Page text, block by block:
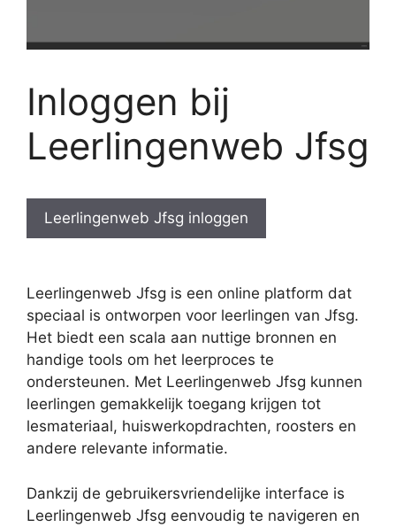
Inloggen bij
Leerlingenweb Jfsg
Leerlingenweb Jfsg inloggen
Leerlingenweb Jfsg is een online platform dat
speciaal is ontworpen voor leerlingen van Jfsg.
Het biedt een scala aan nuttige bronnen en
handige tools om het leerproces te
ondersteunen. Met Leerlingenweb Jfsg kunnen
leerlingen gemakkelijk toegang krijgen tot
lesmateriaal, huiswerkopdrachten, roosters en
andere relevante informatie.
Dankzij de gebruikersvriendelijke interface is
Leerlingenweb Jfsg eenvoudig te navigeren en